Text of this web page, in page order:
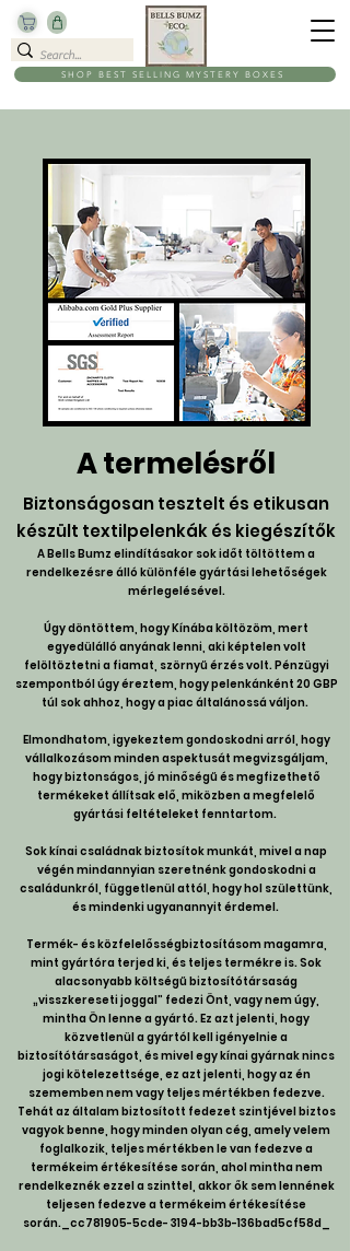
SHOP BEST SELLING MYSTERY BOXES
A termelésről
Biztonságosan tesztelt és etikusan
készült textilpelenkák és kiegészítők
A Bells Bumz elindításakor sok időt töltöttem a
rendelkezésre álló különféle gyártási lehetőségek
mérlegelésével.
Úgy döntöttem, hogy Kínába költözöm, mert
egyedülálló anyának lenni, aki képtelen volt
felöltöztetni a fiamat, szörnyű érzés volt. Pénzügyi
szempontból úgy éreztem, hogy pelenkánként 20 GBP
túl sok ahhoz, hogy a piac általánossá váljon.
Elmondhatom, igyekeztem gondoskodni arról, hogy
vállalkozásom minden aspektusát megvizsgáljam,
hogy biztonságos, jó minőségű és megfizethető
termékeket állítsak elő, miközben a megfelelő
gyártási feltételeket fenntartom.
Sok kínai családnak biztosítok munkát, mivel a nap
végén mindannyian szeretnénk gondoskodni a
családunkról, függetlenül attól, hogy hol születtünk,
és mindenki ugyanannyit érdemel.
Termék- és közfelelősségbiztosításom magamra,
mint gyártóra terjed ki, és teljes termékre is. Sok
alacsonyabb költségű biztosítótársaság
„visszkereseti joggal” fedezi Önt, vagy nem úgy,
mintha Ön lenne a gyártó. Ez azt jelenti, hogy
közvetlenül a gyártól kell igényelnie a
biztosítótársaságot, és mivel egy kínai gyárnak nincs
jogi kötelezettsége, ez azt jelenti, hogy az én
szememben nem vagy teljes mértékben fedezve.
Tehát az általam biztosított fedezet szintjével biztos
vagyok benne, hogy minden olyan cég, amely velem
foglalkozik, teljes mértékben le van fedezve a
termékeim értékesítése során, ahol mintha nem
rendelkeznék ezzel a szinttel, akkor ők sem lennének
teljesen fedezve a termékeim értékesítése
során._cc781905-5cde- 3194-bb3b-136bad5cf58d_